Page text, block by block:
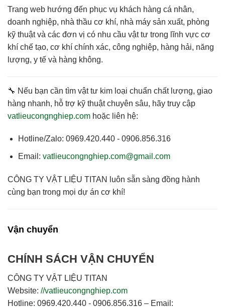
Trang web hướng đến phục vụ khách hàng cá nhân,
doanh nghiệp, nhà thầu cơ khí, nhà máy sản xuất, phòng
kỹ thuật và các đơn vị có nhu cầu vật tư trong lĩnh vực cơ
khí chế tạo, cơ khí chính xác, công nghiệp, hàng hải, năng
lượng, y tế và hàng không.
🔧 Nếu bạn cần tìm vật tư kim loại chuẩn chất lượng, giao
hàng nhanh, hỗ trợ kỹ thuật chuyên sâu, hãy truy cập
vatlieucongnghiep.com hoặc liên hệ:
Hotline/Zalo: 0969.420.440 - 0906.856.316
Email: vatlieucongnghiep.com@gmail.com
CÔNG TY VẬT LIỆU TITAN
luôn sẵn sàng đồng hành
cùng bạn trong mọi dự án cơ khí!
Vận chuyển
CHÍNH SÁCH VẬN CHUYỂN
CÔNG TY VẬT LIỆU TITAN
Website: //vatlieucongnghiep.com
Hotline: 0969.420.440 - 0906.856.316 – Email: